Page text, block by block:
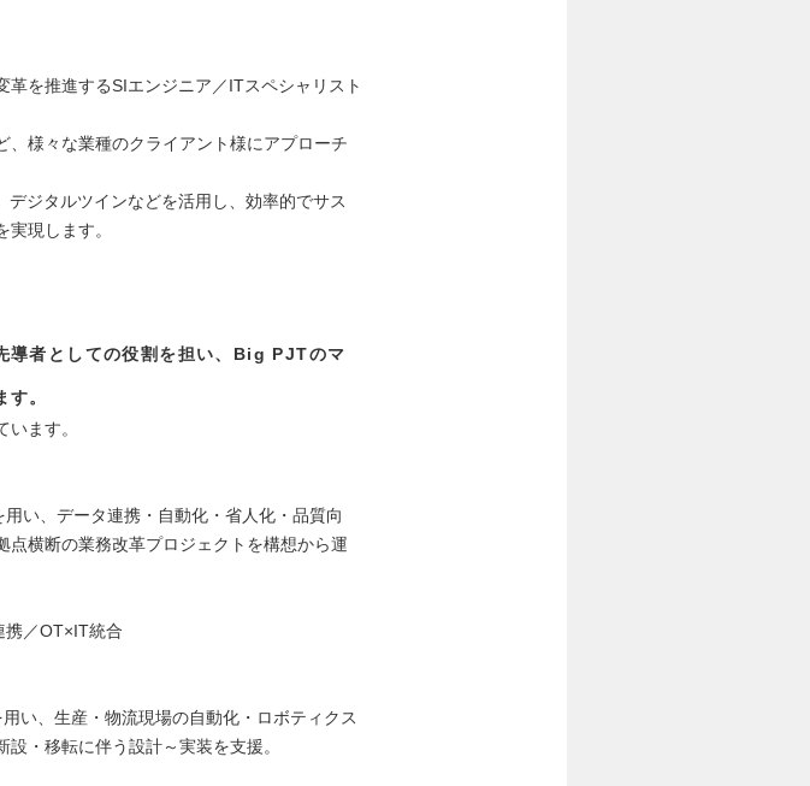
を推進するSIエンジニア／ITスペシャリスト
、様々な業種のクライアント様にアプローチ
ジタルツインなどを活用し、効率的でサス
現します。
導者としての役割を担い、Big PJTのマ
。
ます。
い、データ連携・自動化・省人化・品質向
点横断の業務改革プロジェクトを構想から運
携／OT×IT統合
い、生産・物流現場の自動化・ロボティクス
・移転に伴う設計～実装を支援。